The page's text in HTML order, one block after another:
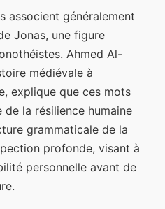
associent généralement
Jonas, une figure
Ahmed Al-
médiévale à
explique que ces mots
la résilience humaine
grammaticale de la
profonde, visant à
personnelle avant de